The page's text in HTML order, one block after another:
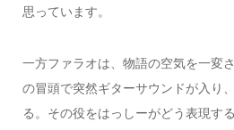
思っています。
一方ファラオは、物語の空気を一変
の冒頭で突然ギターサウンドが入り
る。その役をはっしーがどう表現す